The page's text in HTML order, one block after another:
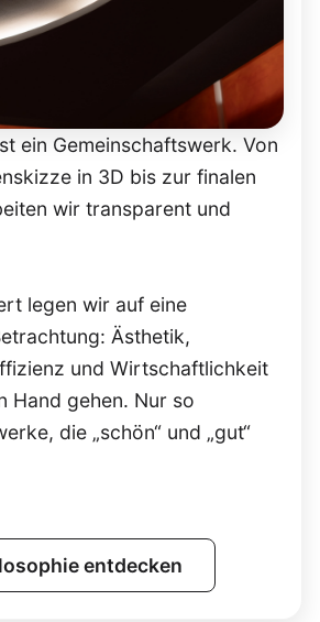
ein Gemeinschaftswerk. Von
in 3D bis zur finalen
wir transparent und
legen wir auf eine
Ästhetik,
und Wirtschaftlichkeit
Hand gehen. Nur so
die „schön“ und „gut“
entdecken